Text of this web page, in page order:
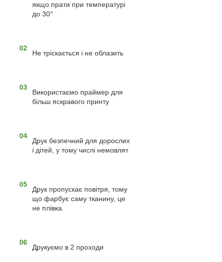
якщо прати при температурі
до 30°
02
Не тріскається і не облазить
03
Використаємо праймер для
більш яскравого принту
04
Друк безпечний для дорослих
і дітей, у тому числі немовлят
05
Друк пропускає повітря, тому
що фарбує саму тканину, це
не плівка.
06
Друкуємо в 2 проходи